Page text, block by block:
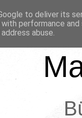
to deliver its
with performance
abuse.